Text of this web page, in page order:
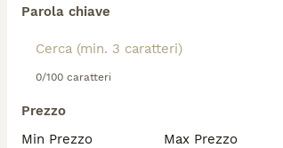
Parola chiave
0/100 caratteri
Prezzo
Min Prezzo
Max Prezzo